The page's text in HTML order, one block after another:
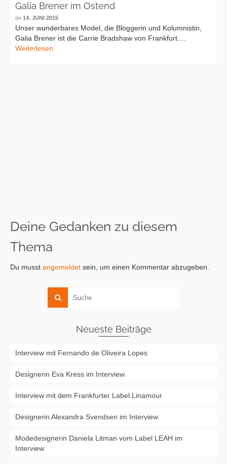
Galia Brener im Ostend
on 14. JUNI 2015
Unser wunderbares Model, die Bloggerin und Kolumnistin,
Galia Brener ist die Carrie Bradshaw von Frankfurt....
Weiterlesen
Deine Gedanken zu diesem
Thema
Du musst angemeldet sein, um einen Kommentar abzugeben.
Neueste Beiträge
Interview mit Fernando de Oliveira Lopes
Designerin Eva Kress im Interview
Interview mit dem Frankfurter Label Linamour
Designerin Alexandra Svendsen im Interview
Modedesignerin Daniela Litman vom Label LEAH im
Interview